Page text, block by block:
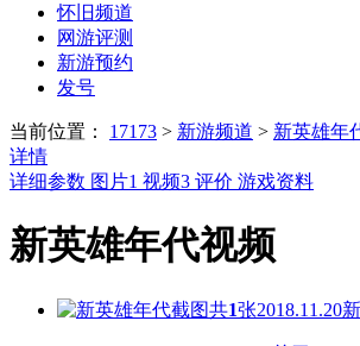
怀旧频道
网游评测
新游预约
发号
当前位置： 17173 > 新游频道 > 新英雄年
详情
详细参数 图片1 视频3 评价 游戏资料
新英雄年代视频
共1张2018.11.20